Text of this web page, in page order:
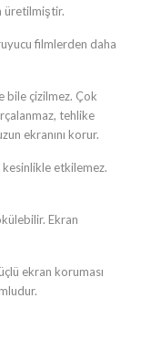
üretilmiştir.
filmlerden daha
bile çizilmez. Çok
tehlike
ekranını korur.
etkilemez.
Ekran
ekran koruması